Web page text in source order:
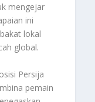
mengejar
ini
lokal
global.
Persija
pemain